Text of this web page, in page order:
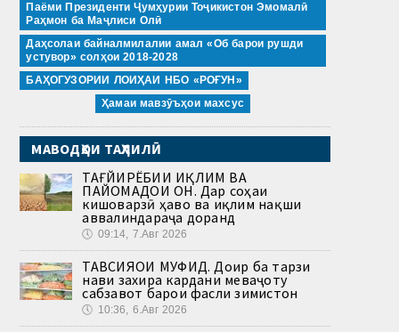
Паёми Президенти Ҷумҳурии Тоҷикистон Эмомалӣ
Раҳмон ба Маҷлиси Олӣ
Даҳсолаи байналмилалии амал «Об барои рушди
устувор» солҳои 2018-2028
БАҲОГУЗОРИИ ЛОИҲАИ НБО «РОҒУН»
Ҳамаи мавзӯъҳои махсус
МАВОДҲОИ ТАҲЛИЛӢ
ТАҒЙИРЁБИИ ИҚЛИМ ВА
ПАЙОМАДҲОИ ОН. Дар соҳаи
кишоварзӣ ҳаво ва иқлим нақши
аввалиндараҷа доранд
🕔 09:14, 7.Авг 2026
ТАВСИЯҲОИ МУФИД. Доир ба тарзи
нави захира кардани меваҷоту
сабзавот барои фасли зимистон
🕔 10:36, 6.Авг 2026